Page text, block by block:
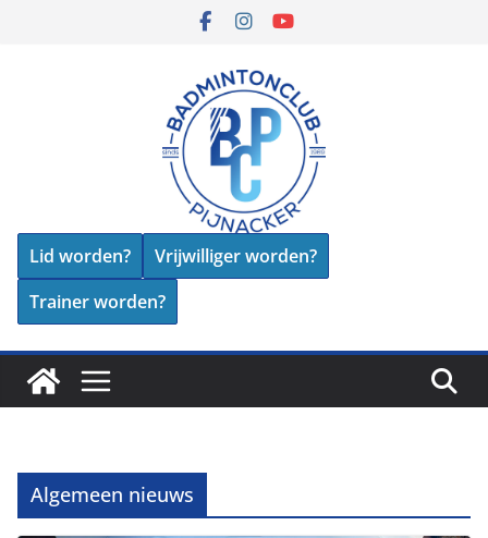
Lid worden?
Vrijwilliger worden?
Trainer worden?
Algemeen nieuws